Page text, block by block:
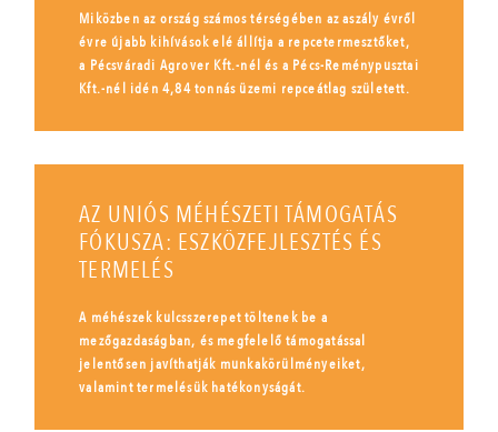
Miközben az ország számos térségében az aszály évről
évre újabb kihívások elé állítja a repcetermesztőket,
a Pécsváradi Agrover Kft.-nél és a Pécs-Reménypusztai
Kft.-nél idén 4,84 tonnás üzemi repceátlag született.
AZ UNIÓS MÉHÉSZETI TÁMOGATÁS
FÓKUSZA: ESZKÖZFEJLESZTÉS ÉS
TERMELÉS
A méhészek kulcsszerepet töltenek be a
mezőgazdaságban, és megfelelő támogatással
jelentősen javíthatják munkakörülményeiket,
valamint termelésük hatékonyságát.